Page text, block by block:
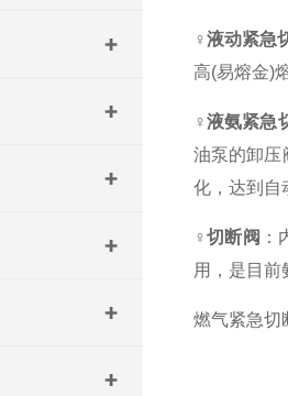
♀液动紧急
高(易熔金)
♀液氨紧急
油泵的卸
化，达到自
♀切断阀
用，是目前
燃气紧急切